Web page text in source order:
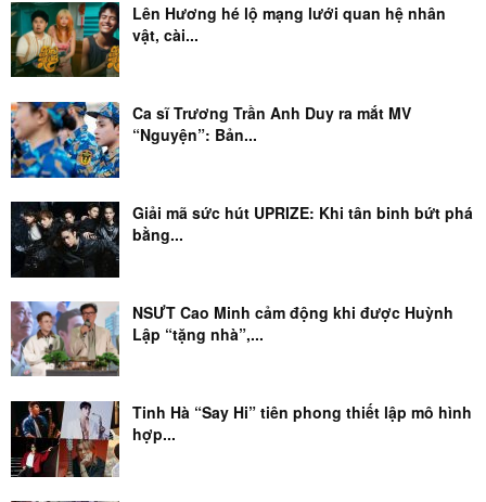
Lên Hương hé lộ mạng lưới quan hệ nhân
vật, cài...
Ca sĩ Trương Trần Anh Duy ra mắt MV
“Nguyện”: Bản...
Giải mã sức hút UPRIZE: Khi tân binh bứt phá
bằng...
NSƯT Cao Minh cảm động khi được Huỳnh
Lập “tặng nhà”,...
Tinh Hà “Say Hi” tiên phong thiết lập mô hình
hợp...